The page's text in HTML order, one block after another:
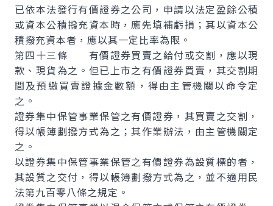
已依本法發行有價證券之公司，申請以法定盈餘公積
或資本公積撥充資本時，應先填補虧損；其以資本公
積撥充資本者，應以其一定比率為限。
第四十三條 有價證券買賣之給付或交割，應以現
款、現貨為之。但已上市之有價證券買賣，其交割期
間及預繳買賣證據金數額，得由主管機關以命令定
之。
證券集中保管事業保管之有價證券，其買賣之交割，
得以帳簿劃撥方式為之；其作業辦法，由主管機關定
之。
以證券集中保管事業保管之有價證券為設質標的者，
其設質之交付，得以帳簿劃撥方式為之，並不適用民
法第九百零八條之規定。